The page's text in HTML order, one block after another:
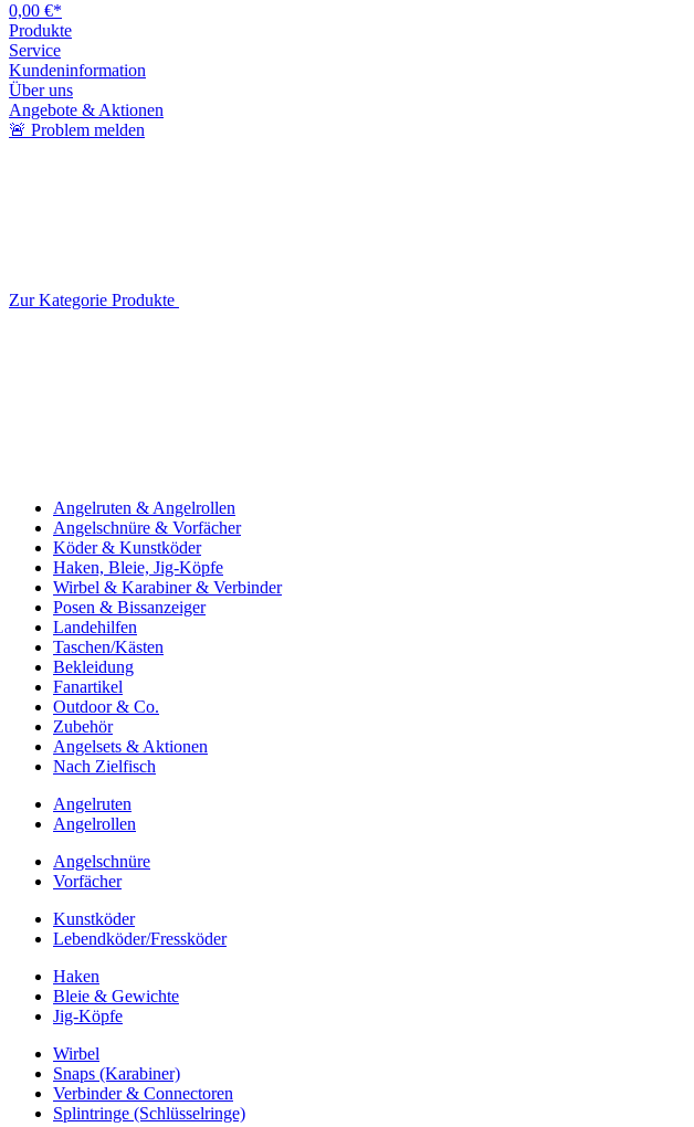
0,00 €*
Produkte
Service
Kundeninformation
Über uns
Angebote & Aktionen
🚨 Problem melden
Zur Kategorie Produkte
Angelruten & Angelrollen
Angelschnüre & Vorfächer
Köder & Kunstköder
Haken, Bleie, Jig-Köpfe
Wirbel & Karabiner & Verbinder
Posen & Bissanzeiger
Landehilfen
Taschen/Kästen
Bekleidung
Fanartikel
Outdoor & Co.
Zubehör
Angelsets & Aktionen
Nach Zielfisch
Angelruten
Angelrollen
Angelschnüre
Vorfächer
Kunstköder
Lebendköder/Fressköder
Haken
Bleie & Gewichte
Jig-Köpfe
Wirbel
Snaps (Karabiner)
Verbinder & Connectoren
Splintringe (Schlüsselringe)